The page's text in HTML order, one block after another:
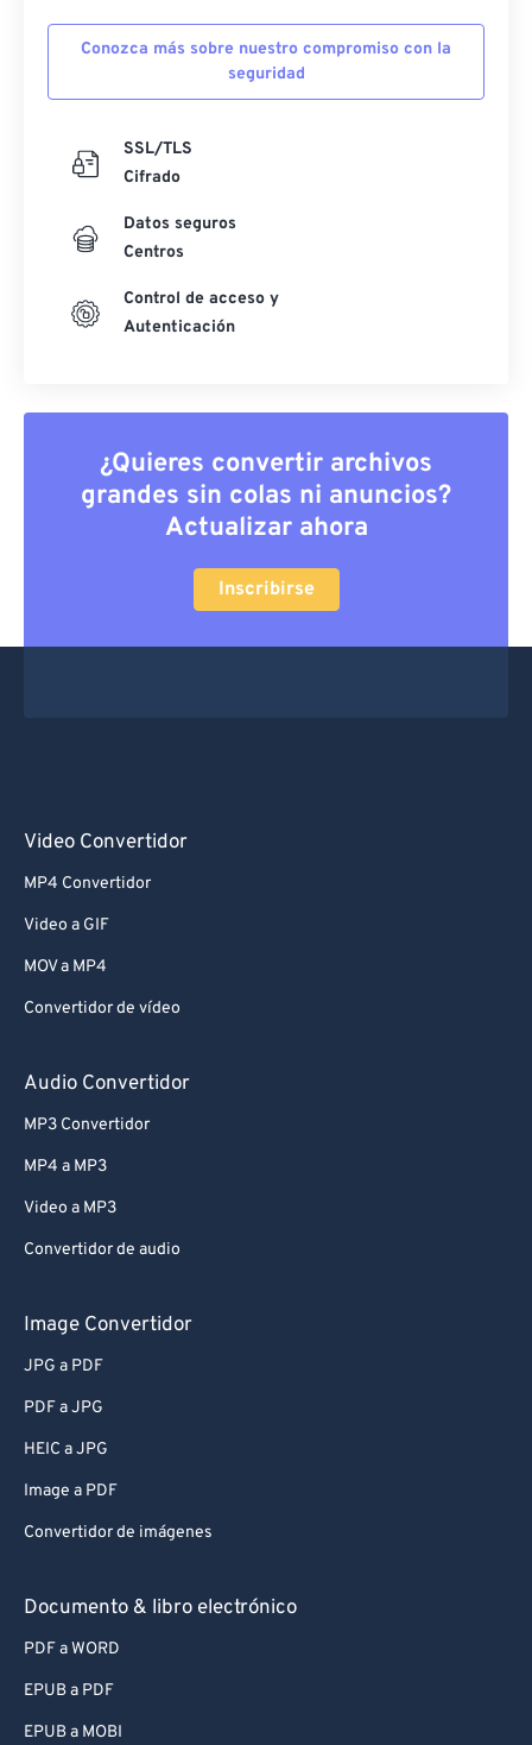
Conozca más sobre nuestro compromiso con la
seguridad
SSL/TLS
Cifrado
Datos seguros
Centros
Control de acceso y
Autenticación
¿Quieres convertir archivos
grandes sin colas ni anuncios?
Actualizar ahora
Inscribirse
Video Convertidor
MP4 Convertidor
Video a GIF
MOV a MP4
Convertidor de vídeo
Audio Convertidor
MP3 Convertidor
MP4 a MP3
Video a MP3
Convertidor de audio
Image Convertidor
JPG a PDF
PDF a JPG
HEIC a JPG
Image a PDF
Convertidor de imágenes
Documento & libro electrónico
PDF a WORD
EPUB a PDF
EPUB a MOBI